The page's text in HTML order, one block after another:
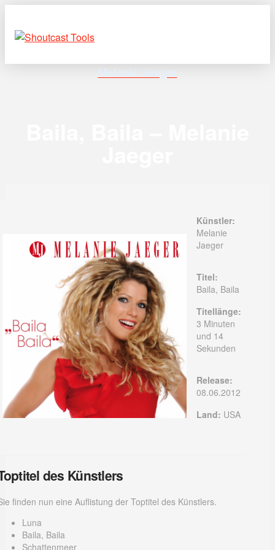
Melanie Jaeger
Künstler:
Melanie
Jaeger
Titel:
Baila, Baila
Titellänge:
3 Minuten
und 14
Sekunden
Release:
08.06.2012
Land: USA
des Künstlers
finden nun eine Auflistung der Toptitel des Künstlers.
Luna
Baila, Baila
Schattenmeer